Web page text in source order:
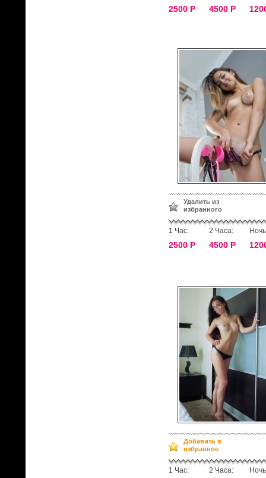
2500 Р 4500 Р
Удалить из
избранного
1 Час:
2500 Р
2 Часа:
4500 Р
Добавить в
избранное
1 Час: 2 Часа: